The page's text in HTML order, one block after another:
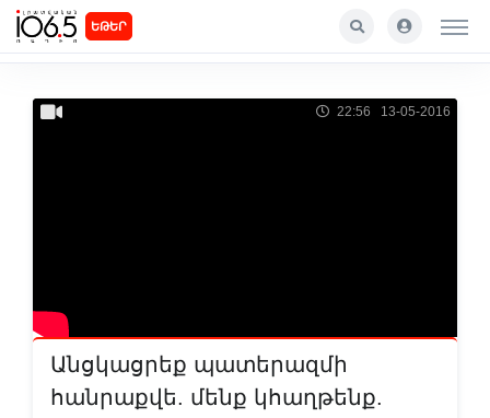
ԵԹԵՐ
22:56 13-05-2016
Անցկացրեք պատերազմի
հանրաքվե. մենք կհաղթենք.